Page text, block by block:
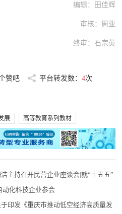
编辑：田佳辉
审核：周亚
终审：石宗英
赞吧 平台转发数： 4次
展 高等教育系列教材
主持召开民营企业座谈会|就“十五五”
动化科技企业参会
印发《重庆市推动低空经济高质量发